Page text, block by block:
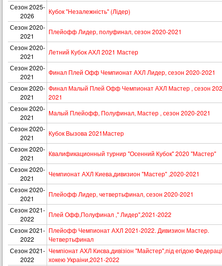
Сезон 2025-
2026
Кубок "Незалежність" (Лідер)
Сезон 2020-
2021
Плейофф Лидер, полуфинал, сезон 2020-2021
Сезон 2020-
2021
Летний Кубок АХЛ 2021 Мастер
Сезон 2020-
2021
Финал Плей Офф Чемпионат АХЛ Лидер, сезон 2020-2021
Сезон 2020-
2021
Финал Малый Плей Офф Чемпионат АХЛ Мастер , сезон
2021
Сезон 2020-
2021
Малый Плейофф, Полуфинал, Мастер , сезон 2020-2021
Сезон 2020-
2021
Кубок Вызова 2021Мастер
Сезон 2020-
2021
Квалификационный турнир "Осенний Кубок" 2020 "Мастер"
Сезон 2020-
2021
Чемпионат АХЛ Киева,дивизион "Мастер" ,2020-2021
Сезон 2020-
2021
Плейофф Лидер, четвертьфинал, сезон 2020-2021
Сезон 2021-
2022
Плей Офф,Полуфинал ," Лидер",2021-2022
Сезон 2021-
2022
Плейофф Чемпионат АХЛ 2021-2022. Дивизион Мастер.
Четвертьфинал
Сезон 2021-
2022
Чемпіонат АХЛ Києва,дивізіон "Майстер",під егідою
хокею Украіни,2021-2022